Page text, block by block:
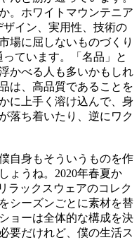
。ホワイトマウンテニア
ザイン、実用性、技術の
場に屈しないものづくり
ています。「名品」と
かべる人も多いかもしれ
は、高品質であることを
に上手く溶け込んで、身
落ち着いたり、逆にワク
自身もそういうものを作
ょうね。2020年春夏か
ラックスウェアのコレク
シーズンごとに素材を替
ョーは全体的な構成を決
要だけれど、僕の生活ス